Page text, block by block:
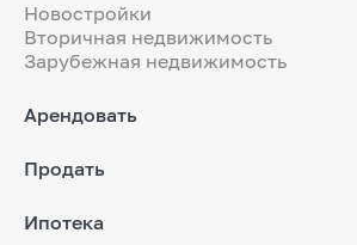
Новостройки
Вторичная недвижимость
Зарубежная недвижимость
Арендовать
Продать
Ипотека